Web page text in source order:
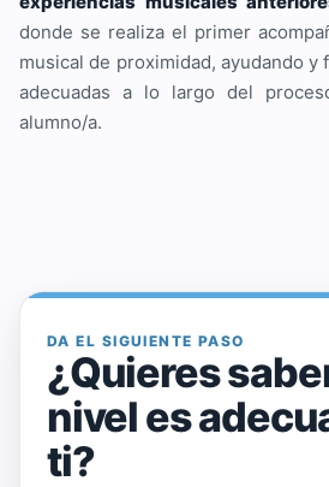
donde se realiza el primer
musical de proximidad, ayudando y
adecuadas a lo largo del
alumno/a.
DA EL SIGUIENTE PASO
¿Quieres
nivel es
ti?